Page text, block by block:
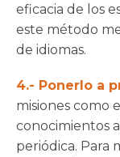
eficacia de los
este método
de idiomas.
4.- Ponerlo a
misiones como
conocimientos
periódica. Para